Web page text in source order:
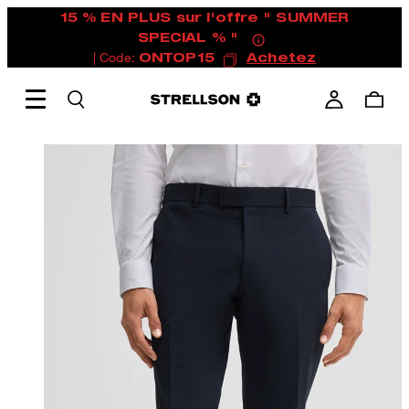
15 % EN PLUS sur l'offre " SUMMER
SPECIAL % "
| Code: ONTOP15 Achetez